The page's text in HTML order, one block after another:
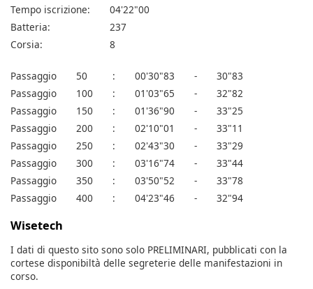
Tempo iscrizione:
04'22"00
Batteria:
237
Corsia:
8
Passaggio 50 : 00'30"83 -
30"83
Passaggio
100 : 01'03"65 -
32"82
Passaggio
150 : 01'36"90 -
33"25
Passaggio
200 : 02'10"01 -
33"11
Passaggio
250 : 02'43"30 -
33"29
Passaggio
300 : 03'16"74 -
33"44
Passaggio
350 : 03'50"52 -
33"78
Passaggio
400 : 04'23"46 - 32"94
Wisetech
I dati di questo sito sono solo PRELIMINARI, pubblicati con la
cortese disponibiltà delle segreterie delle manifestazioni in
corso.